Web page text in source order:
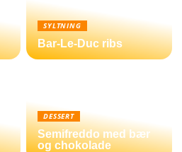
SYLTNING
Bar-Le-Duc ribs
DESSERT
Semifreddo med bær
og chokolade